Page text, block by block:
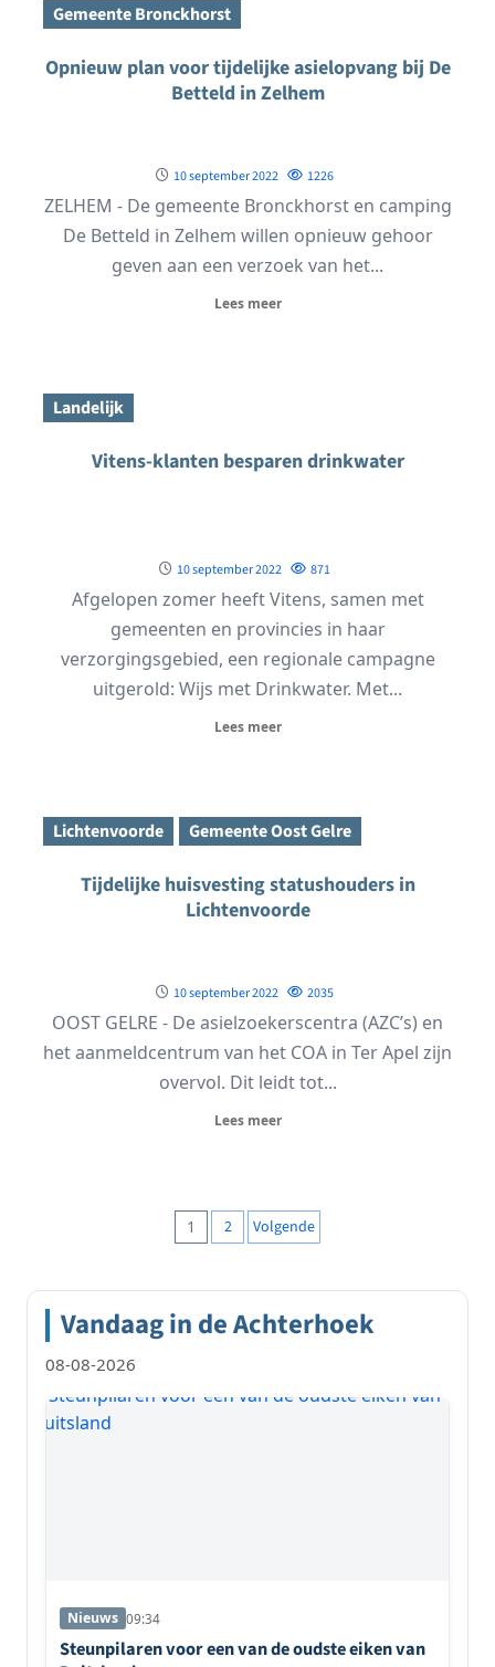
Gemeente Bronckhorst
Opnieuw plan voor tijdelijke asielopvang bij De
Betteld in Zelhem
10 september 2022 1226
ZELHEM - De gemeente Bronckhorst en camping
De Betteld in Zelhem willen opnieuw gehoor
geven aan een verzoek van het...
Lees meer
Landelijk
Vitens-klanten besparen drinkwater
10 september 2022 871
Afgelopen zomer heeft Vitens, samen met
gemeenten en provincies in haar
verzorgingsgebied, een regionale campagne
uitgerold: Wijs met Drinkwater. Met...
Lees meer
Lichtenvoorde Gemeente Oost Gelre
Tijdelijke huisvesting statushouders in
Lichtenvoorde
10 september 2022 2035
OOST GELRE - De asielzoekerscentra (AZC’s) en
het aanmeldcentrum van het COA in Ter Apel zijn
overvol. Dit leidt tot...
Lees meer
Berichten
1 2 Volgende
Vandaag in de Achterhoek
08-08-2026
Nieuws 09:34
Steunpilaren voor een van de oudste eiken van